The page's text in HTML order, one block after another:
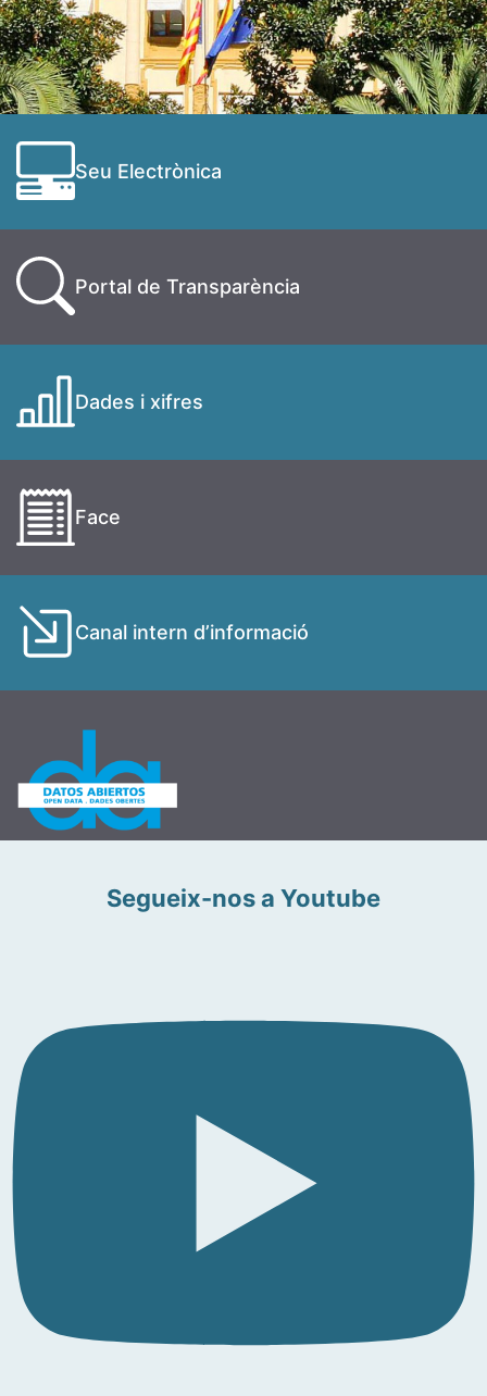
Seu Electrònica
Portal de Transparència
Dades i xifres
Face
Canal intern d’informació
Segueix-nos a Youtube